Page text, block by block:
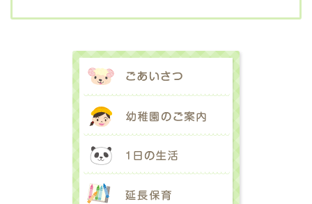
ごあいさつ
幼稚園のご案内